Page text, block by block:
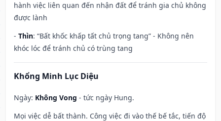
hành việc liên quan đến nhận đất để tránh gia chủ không
được lành
- Thìn: “Bất khốc khấp tất chủ trọng tang” - Không nên
khóc lóc để tránh chủ có trùng tang
Khổng Minh Lục Diệu
Ngày: Không Vong - tức ngày Hung.
Mọi việc dễ bất thành. Công việc đi vào thế bế tắc, tiến độ